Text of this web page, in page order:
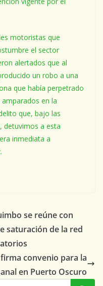
motoristas que
el sector
alertados que al
un robo a una
que había perpetrado
en la
que, bajo las
detuvimos a esta
inmediata a
se reúne con
saturación de la red
convenio para la
en Puerto Oscuro